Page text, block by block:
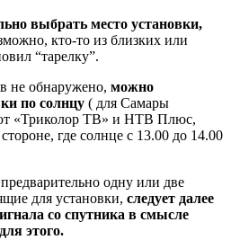
выбрать место установки,
кто-то из близких или
“тарелку”.
не обнаружено, можно
по солнцу ( для Самары
«Триколор ТВ» и НТВ Плюс,
где солнце с 13.00 до 14.00
одну или две
для установки, следует далее
со спутника в смысле
этого.